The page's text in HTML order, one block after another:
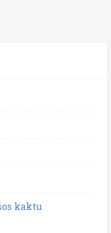
kaktu